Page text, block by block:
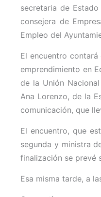
secretaria de
consejera de
Empleo del
El encuentro
emprendimiento en
de la Unión
Ana Lorenzo, de la
comunicación, que
El encuentro, que
segunda y ministra
finalización se prevé
Esa misma tarde, a